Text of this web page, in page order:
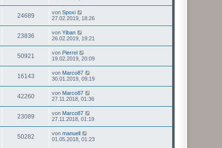
24689 von Spoxi
27.02.2019, 18:26
23836 von Yiban
26.02.2019, 19:21
50921 von Pierrel
19.02.2019, 20:09
16143 von Marco87
30.01.2019, 09:19
42260 von Marco87
27.11.2018, 01:36
23089 von Marco87
27.11.2018, 01:19
50282 von manuell
01.05.2018, 01:23